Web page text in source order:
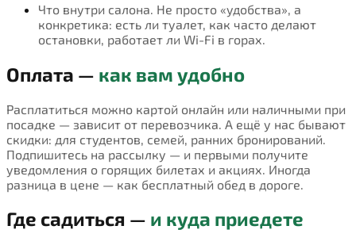
Что внутри салона. Не просто «удобства», а
конкретика: есть ли туалет, как часто делают
остановки, работает ли Wi-Fi в горах.
Оплата — как вам удобно
Расплатиться можно картой онлайн или наличными при
посадке — зависит от перевозчика. А ещё у нас бывают
скидки: для студентов, семей, ранних бронирований.
Подпишитесь на рассылку — и первыми получите
уведомления о горящих билетах и акциях. Иногда
разница в цене — как бесплатный обед в дороге.
Где садиться — и куда приедете